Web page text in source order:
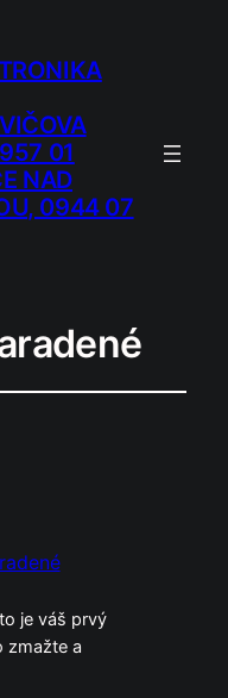
01
NAD
0944 07
je váš prvý
zmažte a